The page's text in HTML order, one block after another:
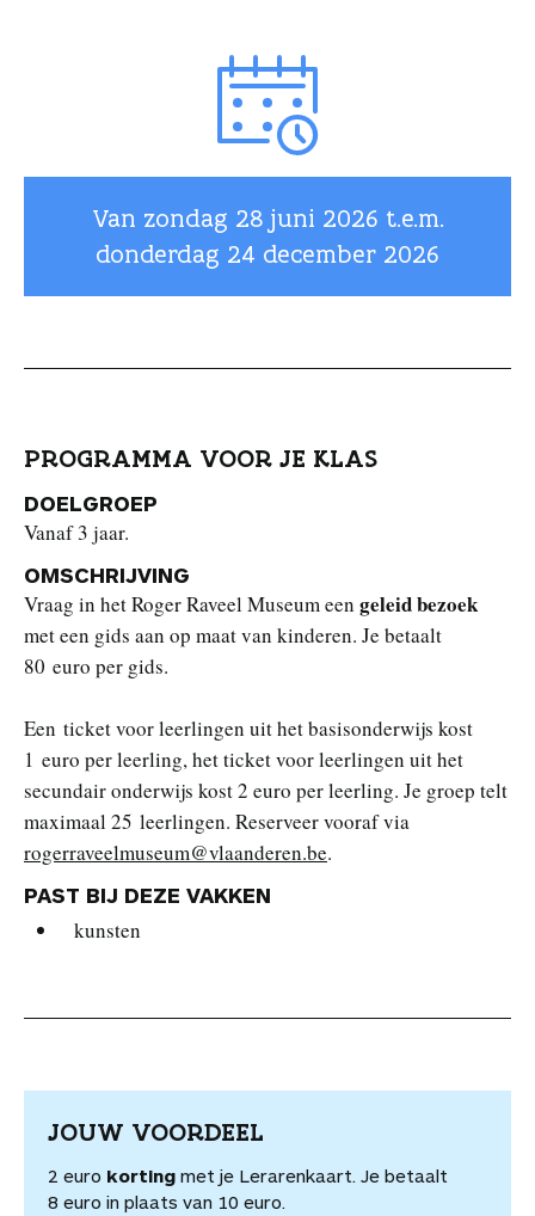
Van zondag 28 juni 2026 t.e.m.
donderdag 24 december 2026
PROGRAMMA VOOR JE KLAS
DOELGROEP
Vanaf 3 jaar.
OMSCHRIJVING
Vraag in het Roger Raveel Museum een geleid bezoek
met een gids aan op maat van kinderen. Je betaalt
80 euro per gids.
Een ticket voor leerlingen uit het basisonderwijs kost
1 euro per leerling, het ticket voor leerlingen uit het
secundair onderwijs kost 2 euro per leerling. Je groep telt
maximaal 25 leerlingen. Reserveer vooraf via
rogerraveelmuseum@vlaanderen.be.
PAST BIJ DEZE VAKKEN
kunsten
JOUW VOORDEEL
2 euro korting met je Lerarenkaart. Je betaalt
8 euro in plaats van 10 euro.